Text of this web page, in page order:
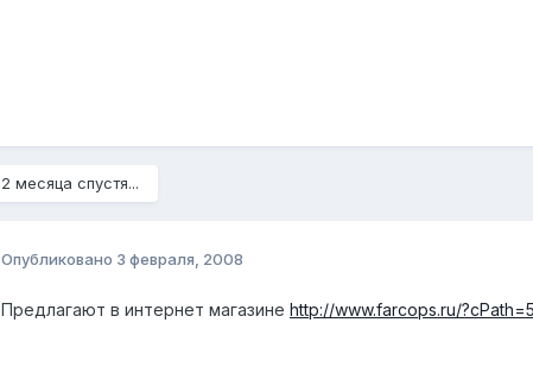
2 месяца спустя...
Опубликовано 3 февраля, 2008
Предлагают в интернет магазине http://www.farcops.ru/